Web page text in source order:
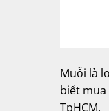
Muỗi là
biết
TpHCM.